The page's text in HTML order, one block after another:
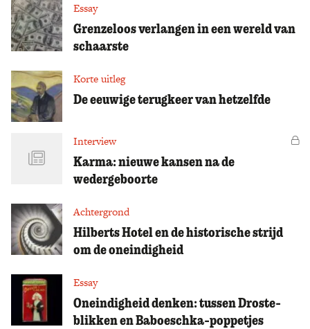
Essay
Grenzeloos verlangen in een wereld van
schaarste
Korte uitleg
De eeuwige terugkeer van hetzelfde
Interview
Karma: nieuwe kansen na de
wedergeboorte
Achtergrond
Hilberts Hotel en de historische strijd
om de oneindigheid
Essay
Oneindigheid denken: tussen Droste-
blikken en Baboeschka-poppetjes